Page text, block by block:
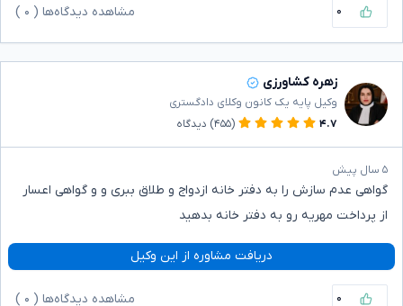
۰ مشاهده دیدگاه‌ها ( ۰
زهره کشاورزی
وکیل پایه یک کانون وکلای دادگستری
۴.۷
(۴۵۵) دیدگاه
۵ سال پیش
گواهی عدم سازش را به دفتر خانه ازدواج و طلاق ببری و و گواهی اعسار
از پرداخت مهریه رو به دفتر خانه بدهید
دریافت مشاوره از این وکیل
۰ مشاهده دیدگاه‌ها ( ۰